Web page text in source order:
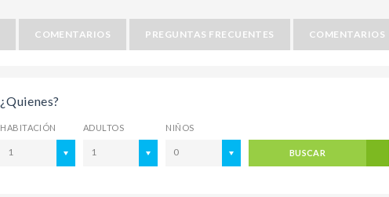
COMENTARIOS PREGUNTAS FRECUENTES COMENTARIOS
¿Quienes?
HABITACIÓN
1
ADULTOS
1
NIÑOS
0 BUSCAR